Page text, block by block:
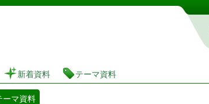
蔵書検索・予約システム
新着資料 テーマ資料
ーマ資料